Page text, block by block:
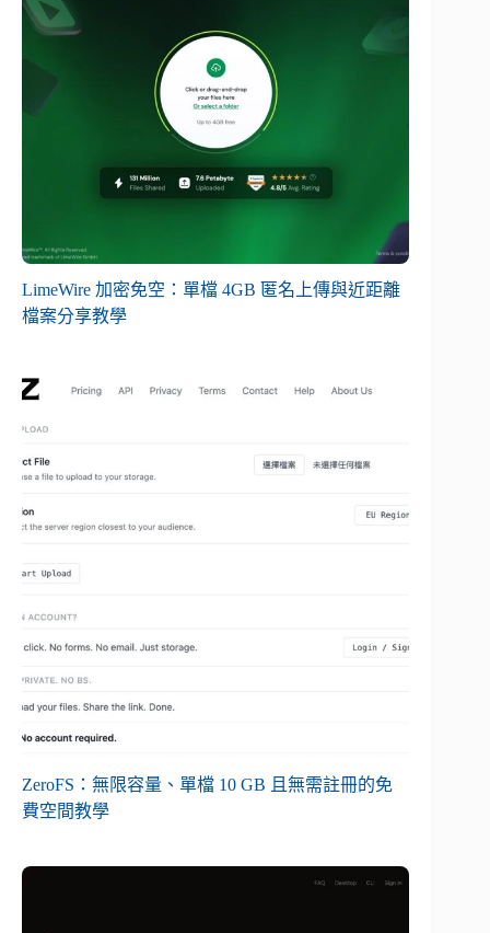
LimeWire 加密免空：單檔 4GB 匿名上傳與近距離
檔案分享教學
ZeroFS：無限容量、單檔 10 GB 且無需註冊的免
費空間教學